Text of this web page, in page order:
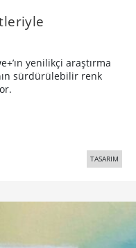
yenilikçi araştırma
sürdürülebilir renk
TASARIM